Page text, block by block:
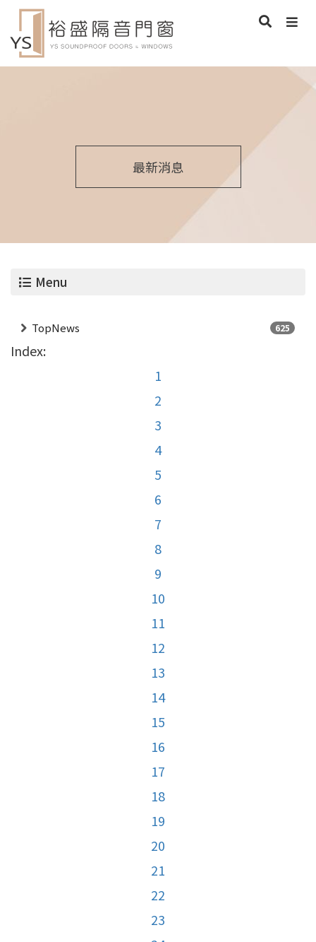
最新消息
Menu
TopNews 625
Index:
1
2
3
4
5
6
7
8
9
10
11
12
13
14
15
16
17
18
19
20
21
22
23